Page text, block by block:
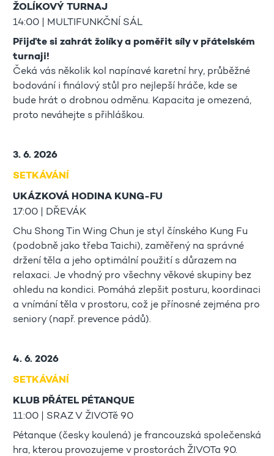
ŽOLÍKOVÝ TURNAJ
14:00 | MULTIFUNKČNÍ SÁL
Přijďte si zahrát žolíky a poměřit síly v přátelském
turnaji!
Čeká vás několik kol napínavé karetní hry, průběžné
bodování i finálový stůl pro nejlepší hráče, kde se
bude hrát o drobnou odměnu. Kapacita je omezená,
proto neváhejte s přihláškou.
3. 6. 2026
SETKÁVÁNÍ
UKÁZKOVÁ HODINA KUNG-FU
17:00 | DŘEVÁK
Chu Shong Tin Wing Chun je styl čínského Kung Fu
(podobně jako třeba Taichi), zaměřený na správné
držení těla a jeho optimální použití s důrazem na
relaxaci. Je vhodný pro všechny věkové skupiny bez
ohledu na kondici. Pomáhá zlepšit posturu, koordinaci
a vnímání těla v prostoru, což je přínosné zejména pro
seniory (např. prevence pádů).
4. 6. 2026
SETKÁVÁNÍ
KLUB PŘÁTEL PÉTANQUE
11:00 | SRAZ V ŽIVOTě 90
Pétanque (česky koulená) je francouzská společenská
hra, kterou provozujeme v prostorách ŽIVOTa 90.